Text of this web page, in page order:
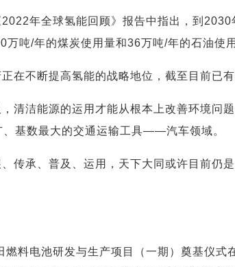
年全球氢能回顾》报告中指出，到
万吨/年的煤炭使用量和36万吨/年的石油使用
在不断提高氢能的战略地位，截至目前已
清洁能源的运用才能从根本上改善环境问
、基数最大的交通运输工具——汽车领域。
传承、普及、运用，天下大同或许目前仍
燃料电池研发与生产项目（一期）奠基仪式